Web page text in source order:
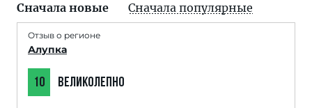
Сначала новые Сначала популярные
Отзыв о регионе
Алупка
10 ВЕЛИКОЛЕПНО